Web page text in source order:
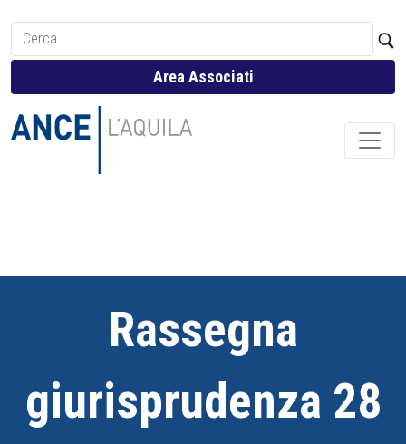
Area Associati
Rassegna
giurisprudenza 28